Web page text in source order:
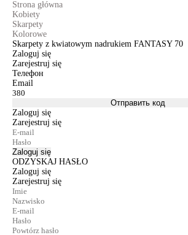
Strona główna
Kobiety
Skarpety
Kolorowe
Skarpety z kwiatowym nadrukiem FANTASY 70
Zaloguj się
Zarejestruj się
Телефон
Email
Отправить код
Zaloguj się
Zarejestruj się
Zaloguj się
ODZYSKAJ HASŁO
Zaloguj się
Zarejestruj się